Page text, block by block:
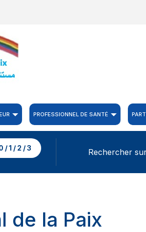
PROFESSIONNEL DE SANTÉ
/ 1 / 2 / 3 Rechercher
de la Paix